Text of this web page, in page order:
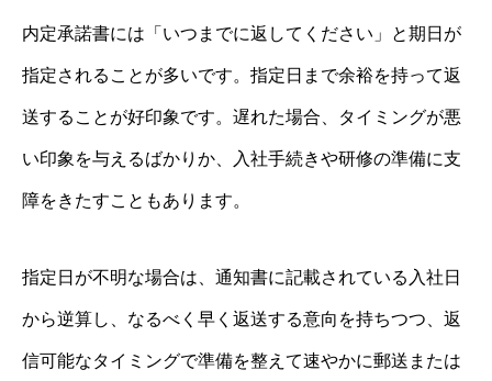
内定承諾書には「いつまでに返してください」と期日が
指定されることが多いです。指定日まで余裕を持って返
送することが好印象です。遅れた場合、タイミングが悪
い印象を与えるばかりか、入社手続きや研修の準備に支
障をきたすこともあります。
指定日が不明な場合は、通知書に記載されている入社日
から逆算し、なるべく早く返送する意向を持ちつつ、返
信可能なタイミングで準備を整えて速やかに郵送または